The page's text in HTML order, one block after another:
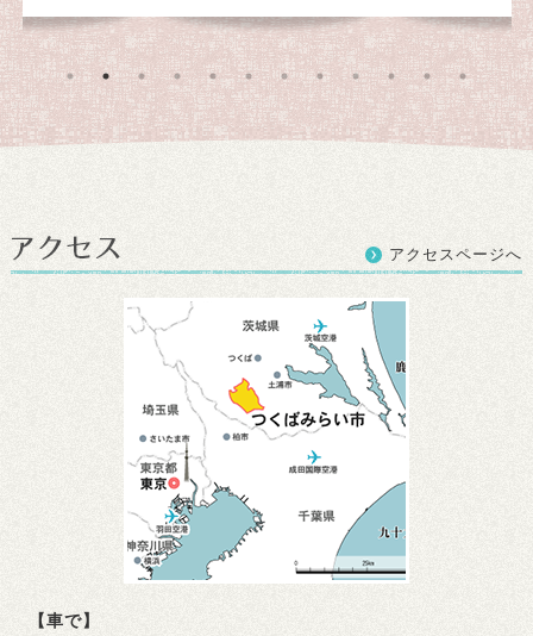
アクセスページへ
【車で】